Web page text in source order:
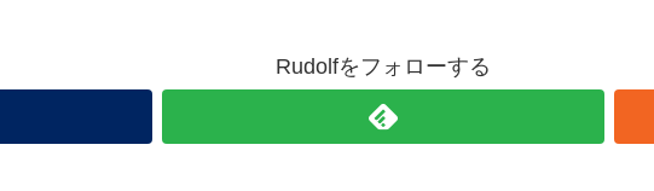
Rudolfをフォローする